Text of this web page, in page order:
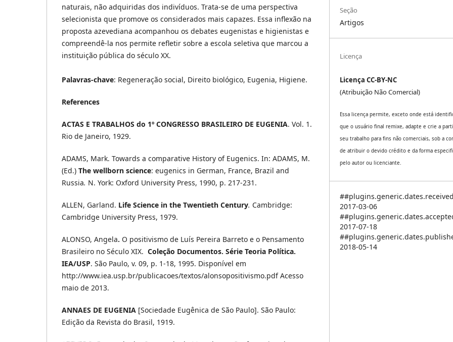
naturais, não adquiridas dos indivíduos. Trata-se de uma perspectiva
selecionista que promove os considerados mais capazes. Essa inflexão na
proposta azevediana acompanhou os debates eugenistas e higienistas e
compreendê-la nos permite refletir sobre a escola seletiva que marcou a
instituição pública do século XX.
Palavras-chave: Regeneração social, Direito biológico, Eugenia, Higiene.
References
ACTAS E TRABALHOS do 1º CONGRESSO BRASILEIRO DE EUGENIA. Vol. 1.
Rio de Janeiro, 1929.
ADAMS, Mark. Towards a comparative History of Eugenics. In: ADAMS, M.
(Ed.) The wellborn science: eugenics in German, France, Brazil and
Russia. N. York: Oxford University Press, 1990, p. 217-231.
ALLEN, Garland. Life Science in the Twentieth Century. Cambridge:
Cambridge University Press, 1979.
ALONSO, Angela. O positivismo de Luís Pereira Barreto e o Pensamento
Brasileiro no Século XIX. Coleção Documentos. Série Teoria Política.
IEA/USP. São Paulo, v. 09, p. 1-18, 1995. Disponível em
http://www.iea.usp.br/publicacoes/textos/alonsopositivismo.pdf Acesso
maio de 2013.
ANNAES DE EUGENIA [Sociedade Eugênica de São Paulo]. São Paulo:
Edição da Revista do Brasil, 1919.
Seção
Artigos
Licença
Licença CC-BY-NC
(Atribuição Não Comercial)
Essa licença permite, exceto onde está
que o usuário final remixe, adapte e crie a
seu trabalho para fins não comerciais, sob a
de atribuir o devido crédito e da forma
pelo autor ou licenciante.
2017-03-06
2017-07-18
2018-05-14